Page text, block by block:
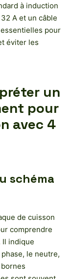
à induction
A et un câble
pour
éviter les
un
pour
avec 4
schéma
de cuisson
comprendre
Il indique
le neutre,